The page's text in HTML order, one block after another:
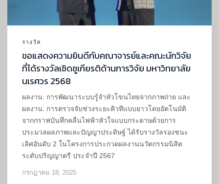
รางวัล
ขอแสดงความยินดีกับคณาจารย์และคณะนักวิจัย
ที่ได้รางวัลเชิดชูเกียรติด้านการวิจัย มหาวิทยาลัย
นเรศวร 2568
ผลงาน: การพัฒนาระบบรู้จำหัวโขนไทยจากภาพถ่าย และ
ผลงาน: การตรวจจับช่วงระยะคิวทีแบบยาวโดยอัตโนมัติ
จากกราฟบันทึกคลื่นไฟฟ้าหัวใจแบบกระดาษด้วยการ
ประมวลผลภาพและปัญญาประดิษฐ์ ได้รับรางวัลรองชนะ
เลิศอันดับ 2 ในโครงการประกวดผลงานนวัตกรรมนิสิต
ระดับปริญญาตรี ประจำปี 2567
กรกฎาคม 18, 2025